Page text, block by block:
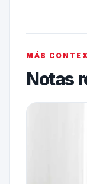
MÁS
Notas